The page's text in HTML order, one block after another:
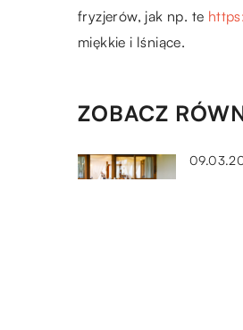
fryzjerów, jak np. te
miękkie i lśniące.
ZOBACZ